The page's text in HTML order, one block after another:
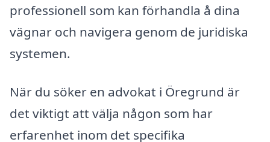
professionell som kan förhandla å dina
vägnar och navigera genom de juridiska
systemen.
När du söker en advokat i Öregrund är
det viktigt att välja någon som har
erfarenhet inom det specifika